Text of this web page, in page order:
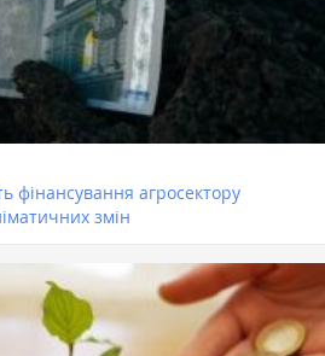
фінансування агросектору
змін